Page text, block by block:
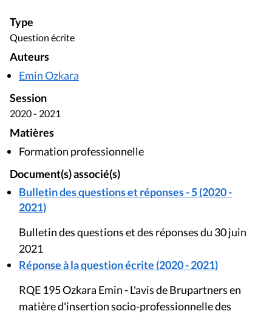
Type
Question écrite
Auteurs
Emin Ozkara
Session
2020 - 2021
Matières
Formation professionnelle
Document(s) associé(s)
Bulletin des questions et réponses - 5 (2020 -
2021)
Bulletin des questions et des réponses du 30 juin
2021
Réponse à la question écrite (2020 - 2021)
RQE 195 Ozkara Emin - L'avis de Brupartners en
matière d'insertion socio-professionnelle des